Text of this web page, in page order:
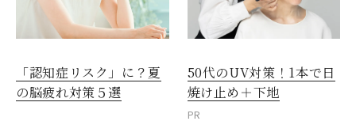
「認知症リスク」に？夏
の脳疲れ対策５選
50代のUV対策！1本で日
焼け止め＋下地
PR